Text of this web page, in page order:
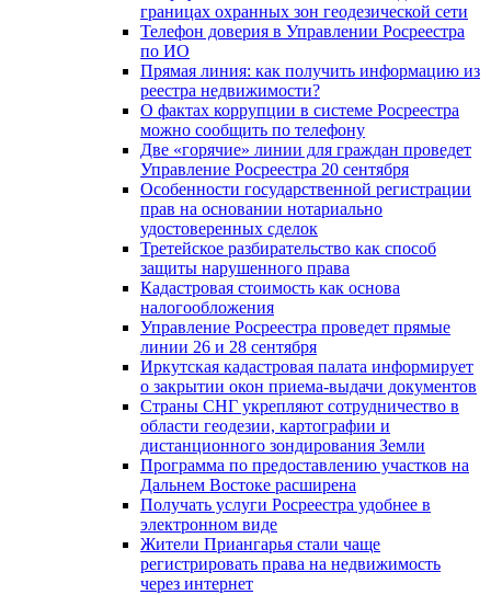
границах охранных зон геодезической сети
Телефон доверия в Управлении Росреестра
по ИО
Прямая линия: как получить информацию из
реестра недвижимости?
О фактах коррупции в системе Росреестра
можно сообщить по телефону
Две «горячие» линии для граждан проведет
Управление Росреестра 20 сентября
Особенности государственной регистрации
прав на основании нотариально
удостоверенных сделок
Третейское разбирательство как способ
защиты нарушенного права
Кадастровая стоимость как основа
налогообложения
Управление Росреестра проведет прямые
линии 26 и 28 сентября
Иркутская кадастровая палата информирует
о закрытии окон приема-выдачи документов
Страны СНГ укрепляют сотрудничество в
области геодезии, картографии и
дистанционного зондирования Земли
Программа по предоставлению участков на
Дальнем Востоке расширена
Получать услуги Росреестра удобнее в
электронном виде
Жители Приангарья стали чаще
регистрировать права на недвижимость
через интернет